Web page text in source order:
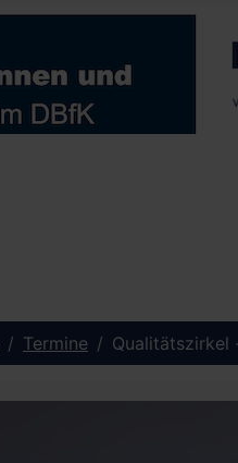
Termine Qualitätszirkel